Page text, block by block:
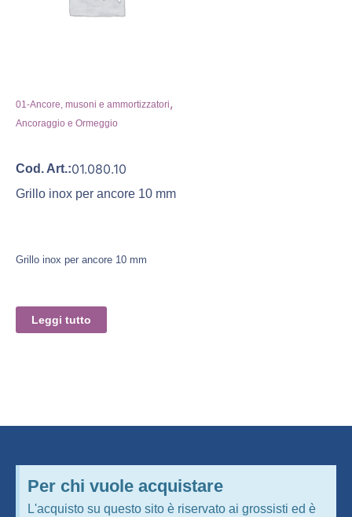
01-Ancore, musoni e ammortizzatori,
Ancoraggio e Ormeggio
Cod. Art.:01.080.10
Grillo inox per ancore 10 mm
Grillo inox per ancore 10 mm
Leggi tutto
Per chi vuole acquistare
L'acquisto su questo sito è riservato ai grossisti ed è